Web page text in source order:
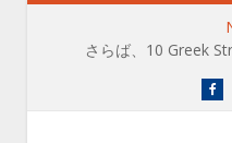
さらば、10 Greek